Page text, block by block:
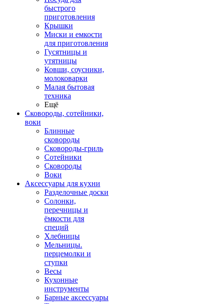
быстрого
приготовления
Крышки
Миски и емкости
для приготовления
Гусятницы и
утятницы
Ковши, соусники,
молоковарки
Малая бытовая
техника
Ещё
Сковороды, сотейники,
воки
Блинные
сковороды
Сковороды-гриль
Сотейники
Сковороды
Воки
Аксессуары для кухни
Разделочные доски
Солонки,
перечницы и
ёмкости для
специй
Хлебницы
Мельницы.
перцемолки и
ступки
Весы
Кухонные
инструменты
Барные аксессуары